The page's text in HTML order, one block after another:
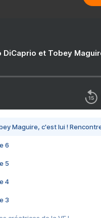
DiCaprio et Tobey
Maguire, c'est lui !
6
5
4
3